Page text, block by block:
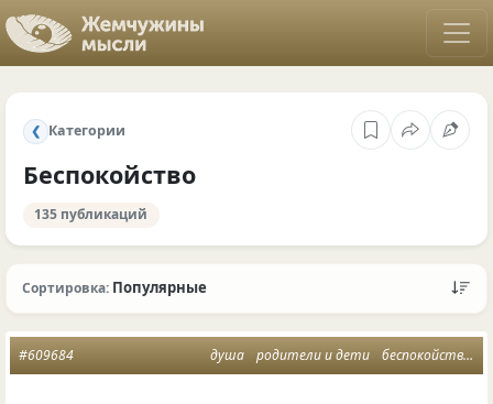
❮ Категории
Беспокойство
135 публикаций
Сортировка: Популярные
душа родители и дети беспокойство
#609684